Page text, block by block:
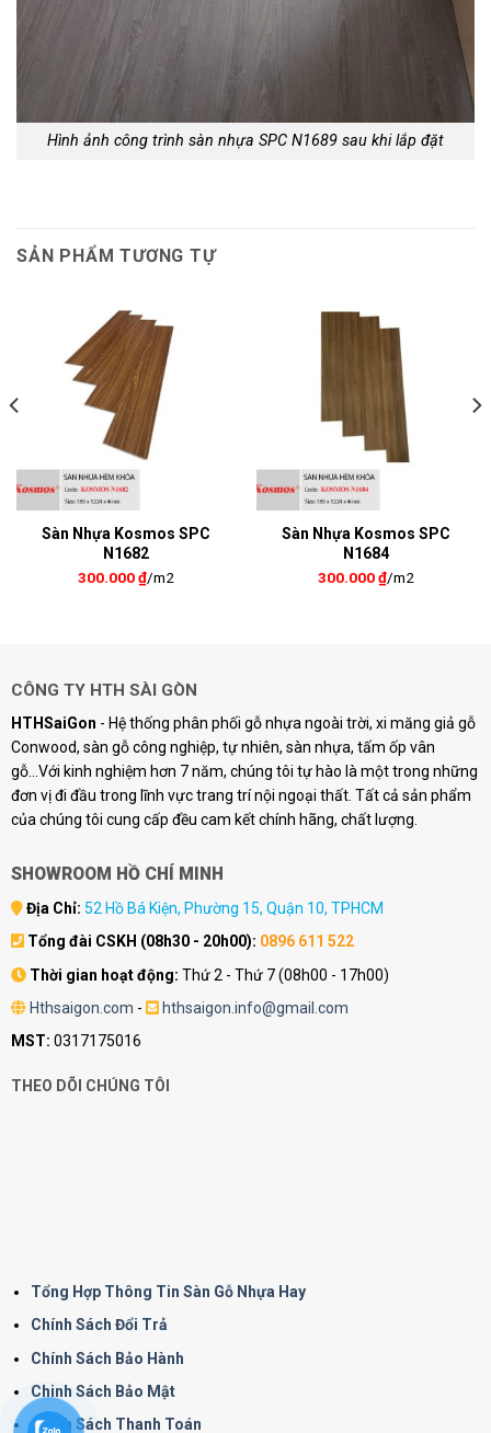
Hình ảnh công trình sàn nhựa SPC N1689 sau khi lắp đặt
SẢN PHẨM TƯƠNG TỰ
Sàn Nhựa Kosmos SPC
N1682
300.000₫/m2
Sàn Nhựa Kosmos SPC
N1684
300.000₫/m2
CÔNG TY HTH SÀI GÒN
HTHSaiGon - Hệ thống phân phối gỗ nhựa ngoài trời, xi măng giả gỗ
Conwood, sàn gỗ công nghiệp, tự nhiên, sàn nhựa, tấm ốp vân
gỗ...Với kinh nghiệm hơn 7 năm, chúng tôi tự hào là một trong những
đơn vị đi đầu trong lĩnh vực trang trí nội ngoại thất. Tất cả sản phẩm
của chúng tôi cung cấp đều cam kết chính hãng, chất lượng.
SHOWROOM HỒ CHÍ MINH
Địa Chỉ: 52 Hồ Bá Kiện, Phường 15, Quận 10, TPHCM
Tổng đài CSKH (08h30 - 20h00): 0896 611 522
Thời gian hoạt động: Thứ 2 - Thứ 7 (08h00 - 17h00)
Hthsaigon.com -
hthsaigon.info@gmail.com
MST: 0317175016
THEO DÕI CHÚNG TÔI
Tổng Hợp Thông Tin Sàn Gỗ Nhựa Hay
Chính Sách Đổi Trả
Chính Sách Bảo Hành
Chinh Sách Bảo Mật
Chính Sách Thanh Toán